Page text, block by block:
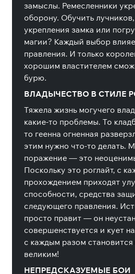
замыслы. Ремесленники
оборону. Обучить
укрепления замка или
магии? Каждый выбор
правления. И только
хорошим властителем
бурю.
ВЛАДЫЧЕСТВО В СТИЛЕ
Тяжела жизнь могучего
какие-то проблемы. То
то геенна огненная
этим нужно что-то делать.
поражение — это
Поскольку это роглайт, с
прохождением приходят
способности, средства
следующего правления.
просто правит — он
совершенствуется и кует
с каждым разом становится
великим!
НЕПРЕДСКАЗУЕМЫЕ БОИ